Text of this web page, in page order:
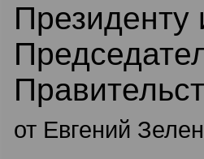
Президенту
от Евгений